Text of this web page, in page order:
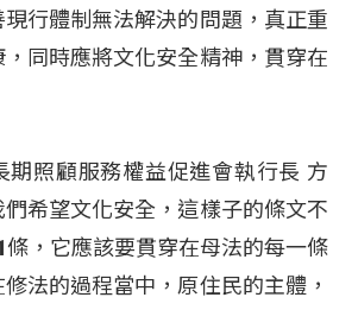
行體制無法解決的問題，真正重
同時應將文化安全精神，貫穿在
期照顧服務權益促進會執行長 方
希望文化安全，這樣子的條文不
，它應該要貫穿在母法的每一條
法的過程當中，原住民的主體，